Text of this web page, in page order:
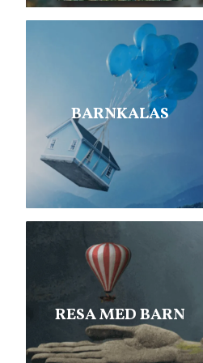
BARNKALAS
RESA MED BARN